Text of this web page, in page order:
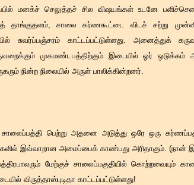
மனக்ச் செலுத்தச் சில விஷயங்கள் உடனே
தாங்குதளம், சாலை கர்ணகூட்டை விடச் சற்று
சுவர்ப்பஞ்சரம் காட்டப்பட்டுள்ளது. அனைத்துக்
முகமண்டபத்திற்கும் இடையில் ஓர் ஒடுக்கம்
நின்ற நிலையில் அருள் பாலிக்கின்றனர்.
பெற்று அதனை அடுத்து ஒரே ஒரு
இவ்வாறான அமைப்பைக் காண்பது அரிதாகும். (நான்
மேற்குச் சாலைப்பகுதியில் கொற்றவையும்
விருத்தாஸ்புடிதா காட்டப்பட்டுள்ளது!